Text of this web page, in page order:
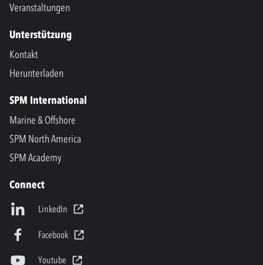
Veranstaltungen
Unterstützung
Kontakt
Herunterladen
SPM International
Marine & Offshore
SPM North America
SPM Academy
Connect
LinkedIn
Facebook
Youtube